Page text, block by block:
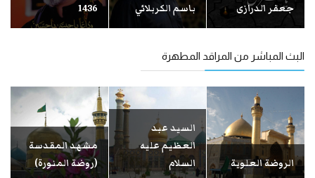
جعفر الدرازی باسم الكربلائي
1436
البث المباشر من المراقد المطهرة
الروضة العلوية
السيد عبد
العظيم علیه
السلام
مشهد المقدسة
(روضة المنورة)